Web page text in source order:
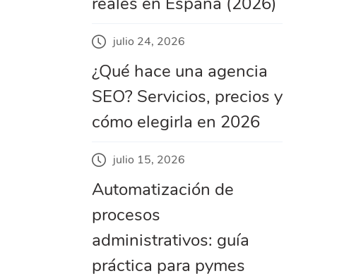
julio 24, 2026
¿Qué hace una agencia
SEO? Servicios, precios y
cómo elegirla en 2026
julio 15, 2026
Automatización de
procesos
administrativos: guía
práctica para pymes